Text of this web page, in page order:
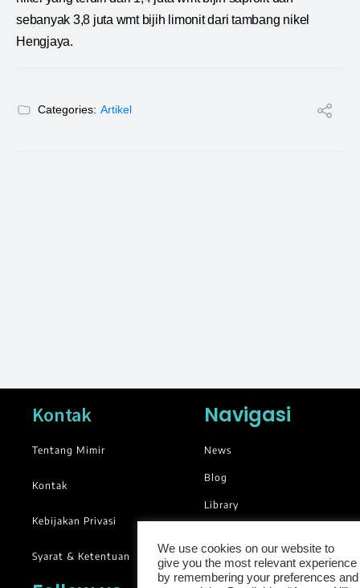
sebanyak 3,8 juta wmt bijih limonit dari tambang nikel
Hengjaya.
Categories: Artikel
Kontak
Tentang Mimir
Kontak
Kebijakan Privasi
Syarat & Ketentuan
Navigasi
News
Blog
Library
We use cookies on our website to
give you the most relevant experience
by remembering your preferences and